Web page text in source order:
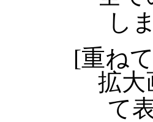
し
[重ね
拡大
て